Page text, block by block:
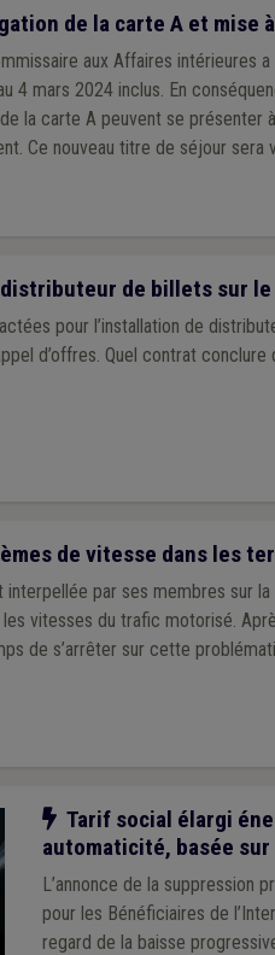
de la carte A et mise à
aux Affaires intérieures
4 mars 2024 inclus. En
la carte A peuvent se présenter
Ce nouveau titre de séjour sera
de billets sur
pour l’installation de
d’offres. Quel contrat
de vitesse dans les
interpellée par ses membres sur
vitesses du trafic motorisé. Après
de s’arrêter sur cette
Notre action
Tarif social élargi
automaticité, basée
L’annonce de la suppression
pour les Bénéficiaires de
regard de la baisse